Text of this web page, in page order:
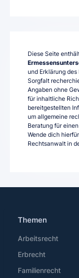
Diese Seite
und Erklärung
Sorgfalt
Angaben ohne
für inhaltliche
bereitgestellten
um allgemeine
Beratung für
Wende dich
Rechtsanwalt in
Themen
Arbeitsrecht
Erbrecht
Familienrecht